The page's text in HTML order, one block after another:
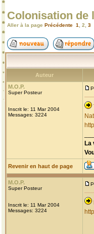
Colonisation de
Aller à la page Précédente 1 2 3
Auteur
M.O.P.
Super Posteur
Inscrit le: 11 Mar 2004
Messages: 3224
La
Revenir en haut de page
M.O.P.
Super Posteur
Inscrit le: 11 Mar 2004
Messages: 3224